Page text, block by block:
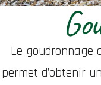
Le goudronnage
permet d’obtenir